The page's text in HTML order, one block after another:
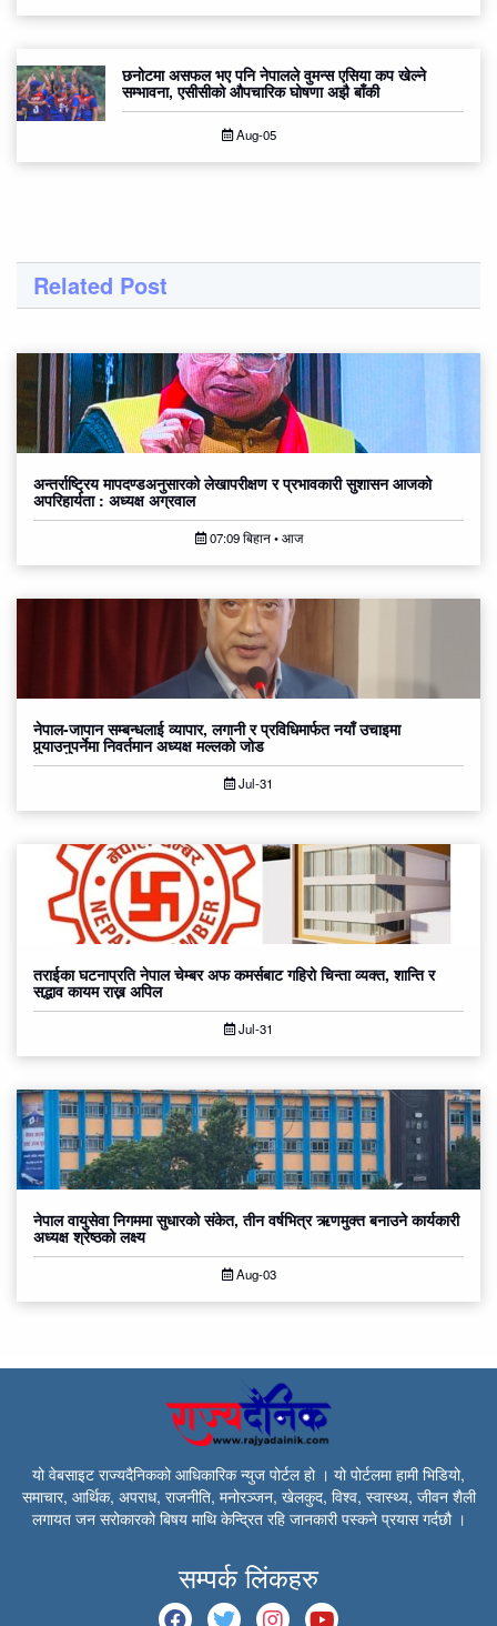
छनोटमा असफल भए पनि नेपालले वुमन्स एसिया कप खेल्ने
सम्भावना, एसीसीको औपचारिक घोषणा अझै बाँकी
Aug-05
Related Post
अन्तर्राष्ट्रिय मापदण्डअनुसारको लेखापरीक्षण र प्रभावकारी सुशासन आजको
अपरिहार्यता : अध्यक्ष अग्रवाल
07:09 बिहान • आज
नेपाल-जापान सम्बन्धलाई व्यापार, लगानी र प्रविधिमार्फत नयाँ उचाइमा
पुर्‍याउनुपर्नेमा निवर्तमान अध्यक्ष मल्लको जोड
Jul-31
तराईका घटनाप्रति नेपाल चेम्बर अफ कमर्सबाट गहिरो चिन्ता व्यक्त, शान्ति र
सद्भाव कायम राख्न अपिल
Jul-31
नेपाल वायुसेवा निगममा सुधारको संकेत, तीन वर्षभित्र ऋणमुक्त बनाउने कार्यकारी
अध्यक्ष श्रेष्ठको लक्ष्य
Aug-03
यो वेबसाइट राज्यदैनिकको आधिकारिक न्युज पोर्टल हो । यो पोर्टलमा हामी भिडियो,
समाचार, आर्थिक, अपराध, राजनीति, मनोरञ्जन, खेलकुद, विश्व, स्वास्थ्य, जीवन शैली
लगायत जन सरोकारको बिषय माथि केन्द्रित रहि जानकारी पस्कने प्रयास गर्दछौ ।
सम्पर्क लिंकहरु